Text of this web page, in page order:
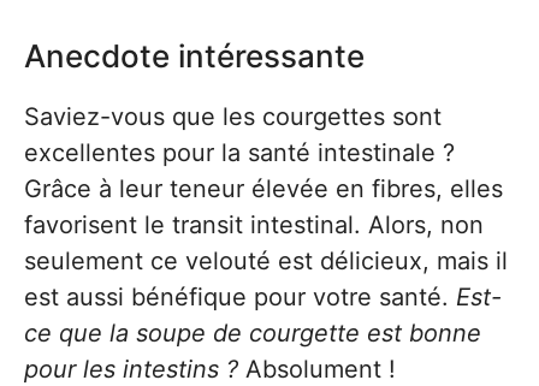
Anecdote intéressante
Saviez-vous que les courgettes sont
excellentes pour la santé intestinale ?
Grâce à leur teneur élevée en fibres, elles
favorisent le transit intestinal. Alors, non
seulement ce velouté est délicieux, mais il
est aussi bénéfique pour votre santé. Est-
ce que la soupe de courgette est bonne
pour les intestins ? Absolument !